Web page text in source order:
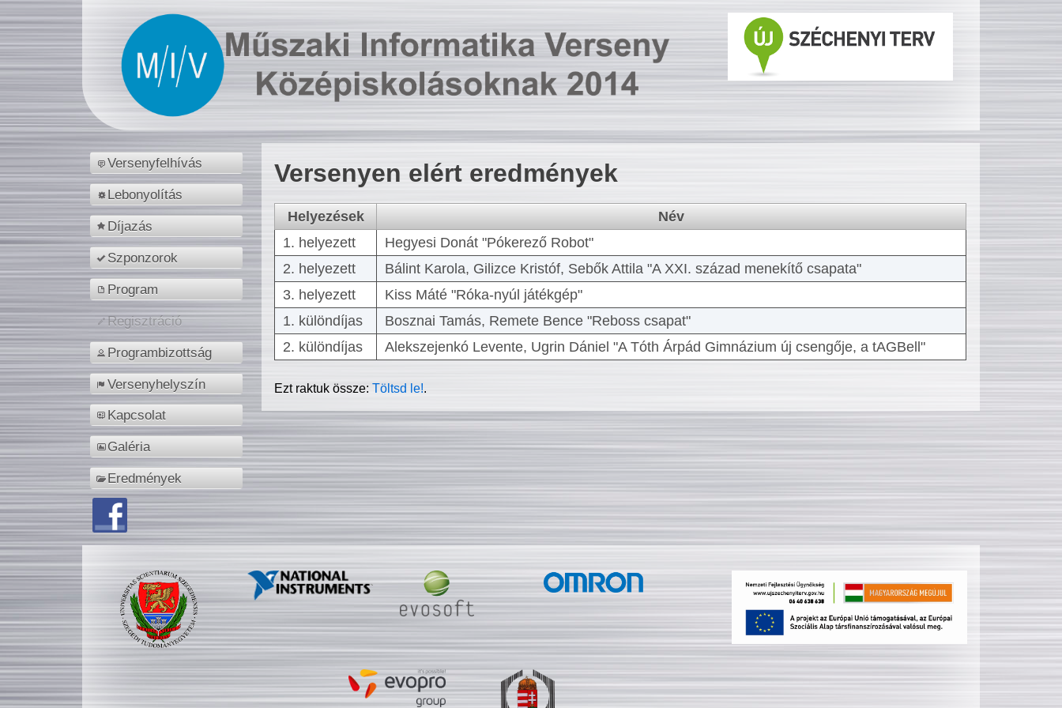
Versenyfelhívás
Lebonyolítás
Díjazás
Szponzorok
Program
Regisztráció
Programbizottság
Versenyhelyszín
Kapcsolat
Galéria
Eredmények
Versenyen elért eredmények
Helyezések
Név
1. helyezett
Hegyesi Donát "Pókerező Robot"
2. helyezett
Bálint Karola, Gilizce Kristóf, Sebők Attila "A XXI. század menekítő csapata"
3. helyezett
Kiss Máté "Róka-nyúl játékgép"
1. különdíjas
Bosznai Tamás, Remete Bence "Reboss csapat"
2. különdíjas
Alekszejenkó Levente, Ugrin Dániel "A Tóth Árpád Gimnázium új csengője, a tAGBell"
Ezt raktuk össze:Töltsd le!.